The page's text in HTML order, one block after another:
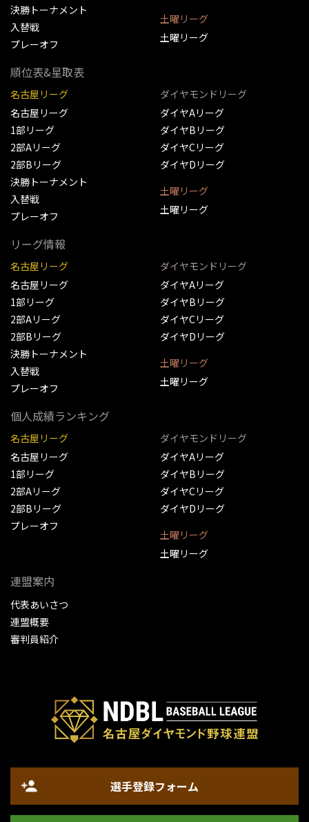
決勝トーナメント
入替戦
プレーオフ
土曜リーグ
土曜リーグ
順位表&星取表
名古屋リーグ
名古屋リーグ
1部リーグ
2部Aリーグ
2部Bリーグ
決勝トーナメント
入替戦
プレーオフ
ダイヤモンドリーグ
ダイヤAリーグ
ダイヤBリーグ
ダイヤCリーグ
ダイヤDリーグ
土曜リーグ
土曜リーグ
リーグ情報
名古屋リーグ
名古屋リーグ
1部リーグ
2部Aリーグ
2部Bリーグ
決勝トーナメント
入替戦
プレーオフ
ダイヤモンドリーグ
ダイヤAリーグ
ダイヤBリーグ
ダイヤCリーグ
ダイヤDリーグ
土曜リーグ
土曜リーグ
個人成績ランキング
名古屋リーグ
名古屋リーグ
1部リーグ
2部Aリーグ
2部Bリーグ
プレーオフ
ダイヤモンドリーグ
ダイヤAリーグ
ダイヤBリーグ
ダイヤCリーグ
ダイヤDリーグ
土曜リーグ
土曜リーグ
連盟案内
代表あいさつ
連盟概要
審判員紹介
選手登録フォーム